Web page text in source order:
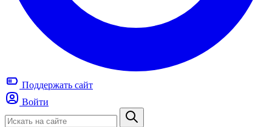
Поддержать сайт
Войти